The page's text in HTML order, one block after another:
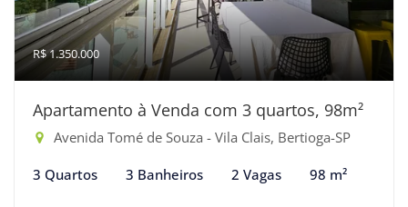
R$ 1.350.000
Apartamento à Venda com 3 quartos, 98m²
Avenida Tomé de Souza - Vila Clais, Bertioga-SP
3 Quartos 3 Banheiros 2 Vagas 98 m²